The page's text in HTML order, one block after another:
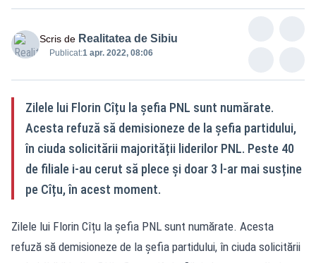
Scris de Realitatea de Sibiu
Publicat:1 apr. 2022, 08:06
Zilele lui Florin Cîțu la șefia PNL sunt numărate.
Acesta refuză să demisioneze de la șefia partidului,
în ciuda solicitării majorității liderilor PNL. Peste 40
de filiale i-au cerut să plece și doar 3 l-ar mai susține
pe Cîțu, în acest moment.
Zilele lui Florin Cîțu la șefia PNL sunt numărate. Acesta
refuză să demisioneze de la șefia partidului, în ciuda solicitării